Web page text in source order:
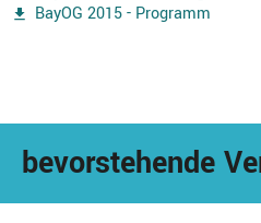
BayOG 2015 - Programm
bevorstehende